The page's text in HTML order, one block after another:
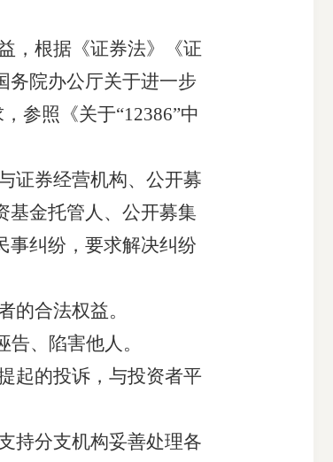
，根据《证券法》《证
务院办公厅关于进一步
参照《关于“12386”中
证券经营机构、公开募
基金托管人 、 公开募集
事纠纷，要求解决纠纷
的合法权益。
、陷害他人。
起的投诉，与投资者平
持分支机构妥善处理各